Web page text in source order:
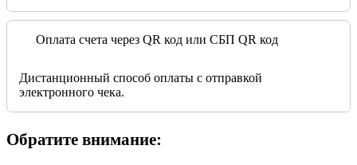
Оплата счета через QR код или СБП QR код
Дистанционный способ оплаты с отправкой
электронного чека.
Обратите внимание: